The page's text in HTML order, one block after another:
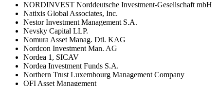
NORDINVEST Norddeutsche Investment-Gesellschaft mbH
Natixis Global Associates, Inc.
Nestor Investment Management S.A.
Nevsky Capital LLP.
Nomura Asset Manag. Dtl. KAG
Nordcon Investment Man. AG
Nordea 1, SICAV
Nordea Investment Funds S.A.
Northern Trust Luxembourg Management Company
OFI Asset Management